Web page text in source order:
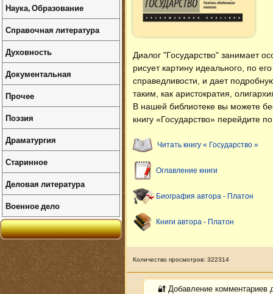
Диалог "Государство" занимает
рисует картину идеального, по
справедливости, и дает
таким, как аристократия,
В нашей библиотеке вы можете
книгу «Государство» перейдите
Читать книгу « Государство »
Оглавление книги
Биография автора - Платон
Книги автора - Платон
Количество просмотров: 322314
🔐 Добавление комментариев
Наука, Образование
Справочная литература
Духовность
Документальная
Прочее
Поэзия
Драматургия
Старинное
Деловая литература
Военное дело